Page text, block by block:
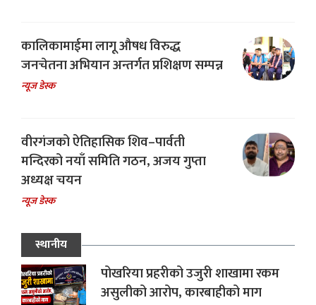
कालिकामाईमा लागू औषध विरुद्ध
जनचेतना अभियान अन्तर्गत प्रशिक्षण सम्पन्न
न्यूज डेस्क
वीरगंजको ऐतिहासिक शिव–पार्वती
मन्दिरको नयाँ समिति गठन, अजय गुप्ता
अध्यक्ष चयन
न्यूज डेस्क
स्थानीय
पोखरिया प्रहरीको उजुरी शाखामा रकम
असुलीको आरोप, कारबाहीको माग